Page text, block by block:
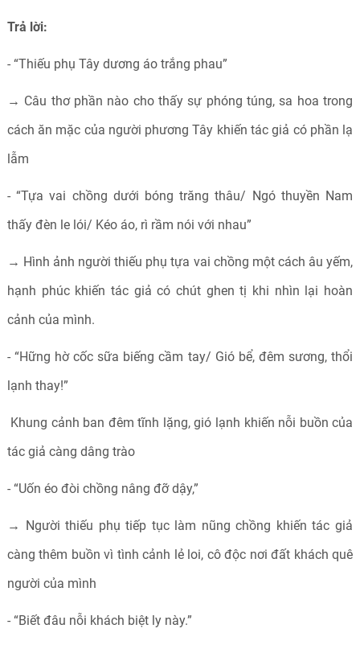
Trả lời:
- “Thiếu phụ Tây dương áo trắng phau”
→ Câu thơ phần nào cho thấy sự phóng túng, sa hoa trong
cách ăn mặc của người phương Tây khiến tác giả có phần lạ
lẫm
- “Tựa vai chồng dưới bóng trăng thâu/ Ngó thuyền Nam
thấy đèn le lói/ Kéo áo, rì rầm nói với nhau”
→ Hình ảnh người thiếu phụ tựa vai chồng một cách âu yếm,
hạnh phúc khiến tác giả có chút ghen tị khi nhìn lại hoàn
cảnh của mình.
- “Hững hờ cốc sữa biếng cầm tay/ Gió bể, đêm sương, thổi
lạnh thay!”
Khung cảnh ban đêm tĩnh lặng, gió lạnh khiến nỗi buồn của
tác giả càng dâng trào
- “Uốn éo đòi chồng nâng đỡ dậy,”
→ Người thiếu phụ tiếp tục làm nũng chồng khiến tác giả
càng thêm buồn vì tình cảnh lẻ loi, cô độc nơi đất khách quê
người của mình
- “Biết đâu nỗi khách biệt ly này.”